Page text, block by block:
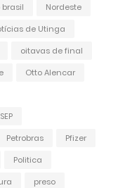
Nordeste
de Utinga
oitavas de final
Otto Alencar
Petrobras
Pfizer
Politica
preso